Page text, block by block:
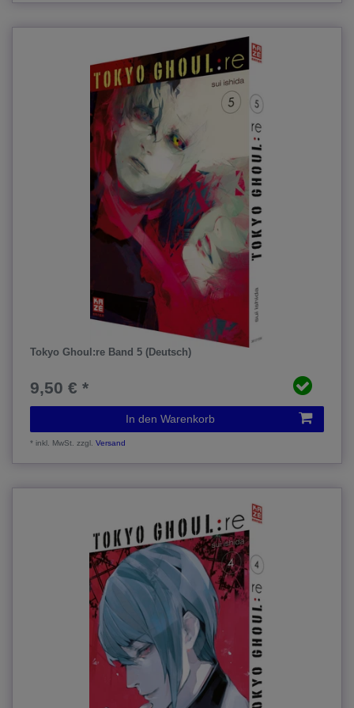
Tokyo Ghoul:re Band 5 (Deutsch)
9,50 € *
In den Warenkorb
*inkl. MwSt. zzgl.Versand